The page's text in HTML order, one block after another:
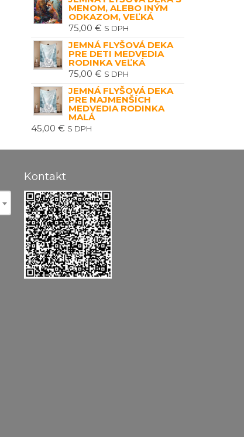
MENOM, ALEBO INÝM
ODKAZOM, VEĽKÁ
75,00 € S DPH
JEMNÁ FLYŠOVÁ DEKA
PRE DETI MEDVEDIA
RODINKA VEĽKÁ
75,00 € S DPH
JEMNÁ FLYŠOVÁ DEKA
PRE NAJMENŠÍCH
MEDVEDIA RODINKA
MALÁ
45,00 € S DPH
Kontakt